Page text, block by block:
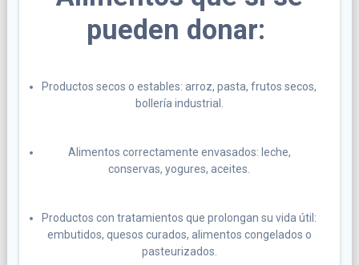
pueden donar:
Productos secos o estables: arroz, pasta, frutos secos,
bollería industrial.
Alimentos correctamente envasados: leche,
conservas, yogures, aceites.
Productos con tratamientos que prolongan su vida útil:
embutidos, quesos curados, alimentos congelados o
pasteurizados.